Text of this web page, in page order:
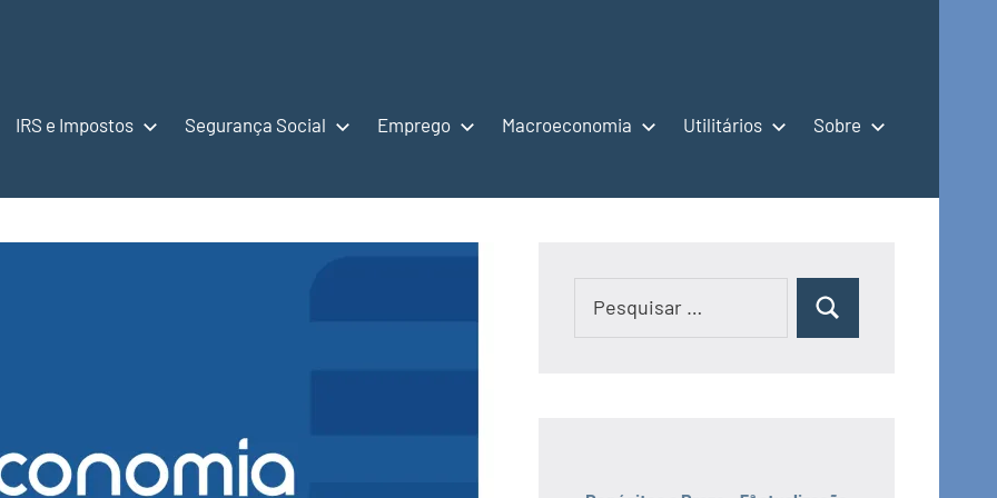
IRS e Impostos Segurança Social Emprego Macroeconomia Utilitários Sobre
Pesquisar